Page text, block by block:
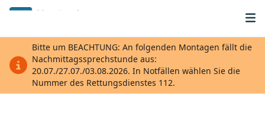
Zur Startseite
Bitte um BEACHTUNG: An folgenden Montagen fällt die
Nachmittagssprechstunde aus:
20.07./27.07./03.08.2026. In Notfällen wählen Sie die
Nummer des Rettungsdienstes 112.